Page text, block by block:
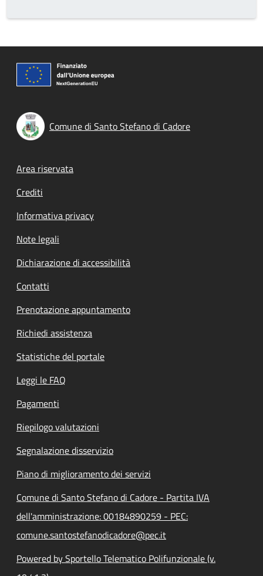
Comune di Santo Stefano di Cadore
Footer menu
Area riservata
Crediti
Informativa privacy
Note legali
Dichiarazione di accessibilità
Contatti
Prenotazione appuntamento
Richiedi assistenza
Statistiche del portale
Leggi le FAQ
Pagamenti
Riepilogo valutazioni
Segnalazione disservizio
Piano di miglioramento dei servizi
Comune di Santo Stefano di Cadore - Partita IVA
dell'amministrazione: 00184890259 - PEC:
comune.santostefanodicadore@pec.it
Powered by Sportello Telematico Polifunzionale (v.